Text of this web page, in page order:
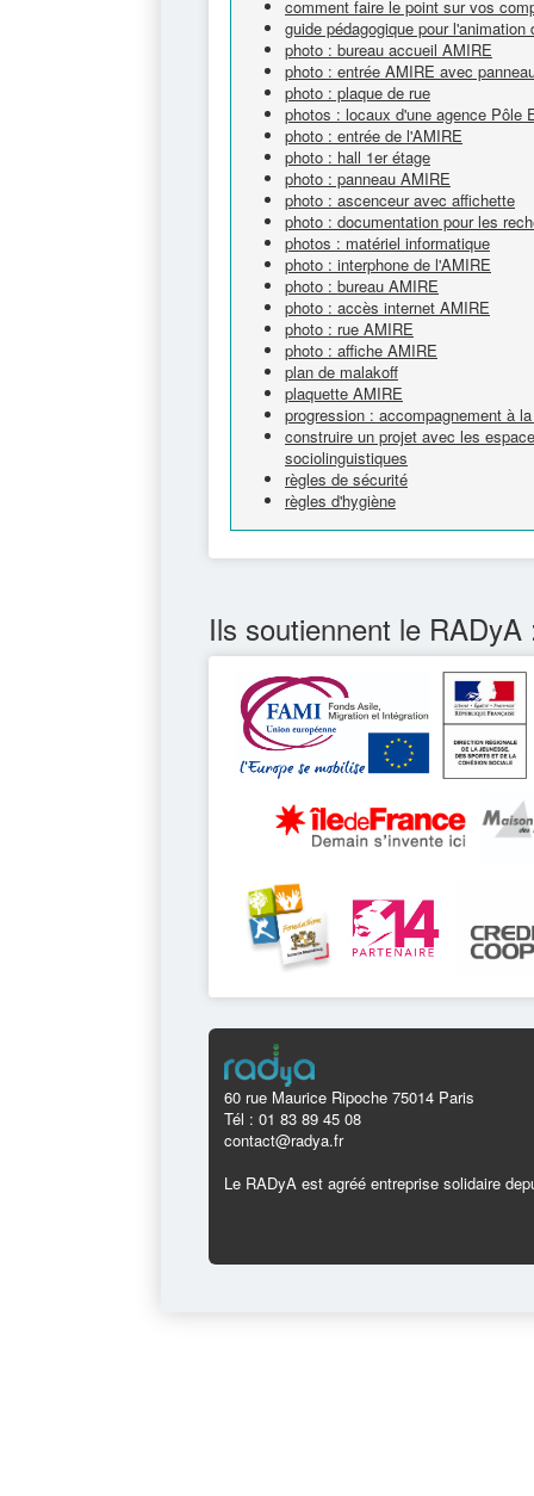
comment faire le point sur vos
guide pédagogique pour
photo : bureau accueil AMIRE
photo : entrée AMIRE avec
photo : plaque de rue
photos : locaux d'une agence Pôle
photo : entrée de l'AMIRE
photo : hall 1er étage
photo : panneau AMIRE
photo : ascenceur avec affichette
photo : documentation pour les
photos : matériel informatique
photo : interphone de l'AMIRE
photo : bureau AMIRE
photo : accès internet AMIRE
photo : rue AMIRE
photo : affiche AMIRE
plan de malakoff
plaquette AMIRE
progression : accompagnement à
construire un projet avec les
sociolinguistiques
règles de sécurité
règles d'hygiène
Ils soutiennent le RADyA
60 rue Maurice Ripoche 75014 Paris
Tél : 01 83 89 45 08
contact@radya.fr
Le RADyA est agréé entreprise solidaire